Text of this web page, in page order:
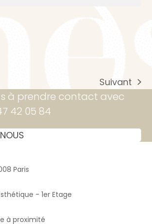
next
post:
Suivant
à prendre contact avec
42 05 84
Paris
- 1er Etage
à proximité